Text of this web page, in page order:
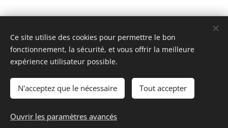
Ajouter au panier
mini model rails
Langues
Français
Nederlands
Ce site utilise des cookies pour permettre le bon
fonctionnement, la sécurité, et vous offrir la meilleure
expérience utilisateur possible.
N'acceptez que le nécessaire Tout accepter
Ouvrir les paramètres avancés